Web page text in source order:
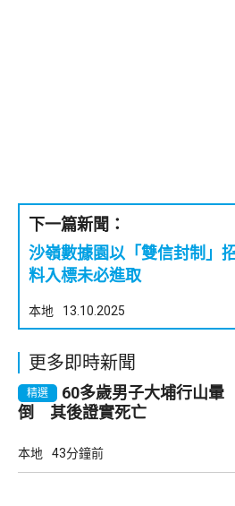
下一篇新聞：
沙嶺數據園以「雙信封制」
料入標未必進取
本地 13.10.2025
更多即時新聞
精選
60多歲男子大埔行山暈
倒 其後證實死亡
本地 43分鐘前